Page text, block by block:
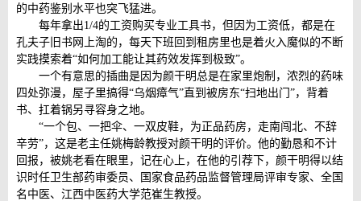
的中药鉴别水平也突飞猛进。
每年拿出1/4的工资购买专业工具书，但因为工资低，都是在
孔夫子旧书网上淘的，每天下班回到租房里也是着火入魔似的不断
实践摸索着“如何加工能让其药效发挥到极致”。
一个有意思的插曲是因为颜干明总是在家里炮制，浓烈的药味
四处弥漫，屋子里搞得“乌烟瘴气”直到被房东“扫地出门”，背着
书、扛着锅另寻容身之地。
“一个包、一把伞、一双皮鞋，为正品药房，走南闯北、不辞
辛劳”，这是老主任姚梅龄教授对颜干明的评价。他的勤恳和不计
回报，被姚老看在眼里，记在心上，在他的引荐下，颜干明得以结
识时任卫生部药审委员、国家食品药品监督管理局评审专家、全国
名中医、江西中医药大学范崔生教授。